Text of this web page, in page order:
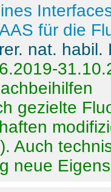
für die
nat.
gezielte
Auch
neue